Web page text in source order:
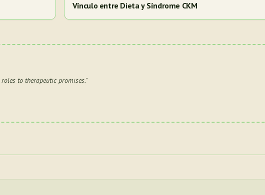
Vínculo entre Dieta y Síndrome CKM
to therapeutic promises."